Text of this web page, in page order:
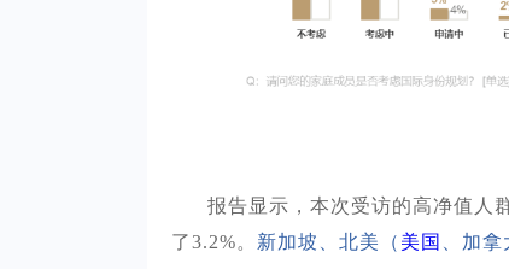
报告显示，本次受访的高净值人
了3.2%。 新加坡、北美（ 美国 、加